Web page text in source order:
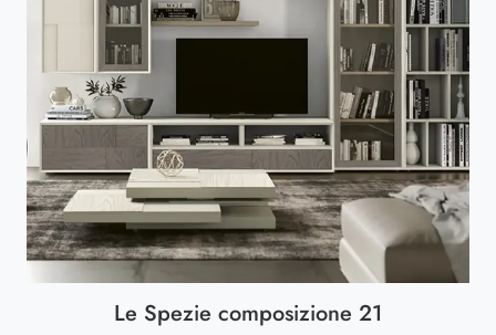
Le Spezie composizione 21